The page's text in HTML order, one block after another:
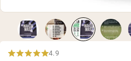
VEGAN PROTEINBest Seller
Proteina di
Burro di
Polvere di
Proteine di
4.9